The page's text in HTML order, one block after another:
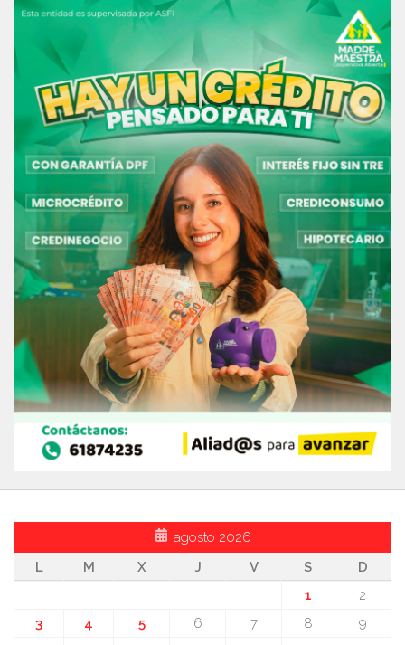
agosto 2026
L
M X J V S
D
1
2
3
4 5 6 7 8
9